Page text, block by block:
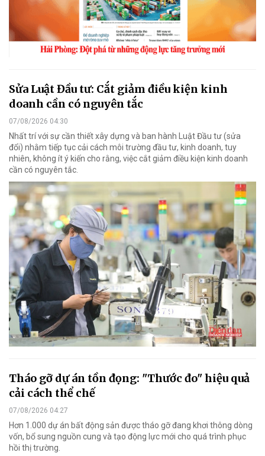
Sửa Luật Đầu tư: Cắt giảm điều kiện kinh
doanh cần có nguyên tắc
07/08/2026 04:30
Nhất trí với sự cần thiết xây dựng và ban hành Luật Đầu tư (sửa
đổi) nhằm tiếp tục cải cách môi trường đầu tư, kinh doanh, tuy
nhiên, không ít ý kiến cho rằng, việc cắt giảm điều kiện kinh doanh
cần có nguyên tắc.
Tháo gỡ dự án tồn đọng: "Thước đo" hiệu quả
cải cách thể chế
07/08/2026 04:27
Hơn 1.000 dự án bất động sản được tháo gỡ đang khơi thông dòng
vốn, bổ sung nguồn cung và tạo động lực mới cho quá trình phục
hồi thị trường.